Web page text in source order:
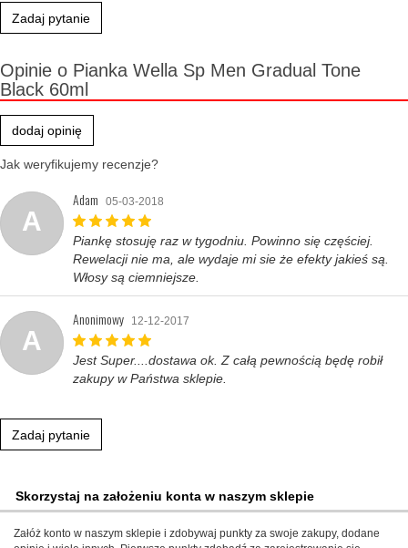
Zadaj pytanie
Opinie o Pianka Wella Sp Men Gradual Tone
Black 60ml
dodaj opinię
Jak weryfikujemy recenzje?
A
Adam 05-03-2018
Piankę stosuję raz w tygodniu. Powinno się częściej.
Rewelacji nie ma, ale wydaje mi sie że efekty jakieś są.
Włosy są ciemniejsze.
A
Anonimowy 12-12-2017
Jest Super....dostawa ok. Z całą pewnością będę robił
zakupy w Państwa sklepie.
Zadaj pytanie
Skorzystaj na założeniu konta w naszym sklepie
Załóż konto w naszym sklepie i zdobywaj punkty za swoje zakupy, dodane